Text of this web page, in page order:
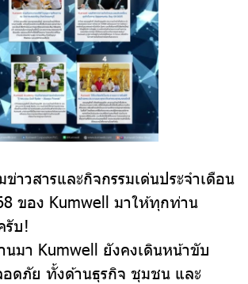
าวสารและกิจกรรมเด่นประจำเดือน
ของ Kumwell มาให้ทุกท่าน
รับ!
มา Kumwell ยังคงเดินหน้าขับ
ดภัย ทั้งด้านธุรกิจ ชุมชน และ